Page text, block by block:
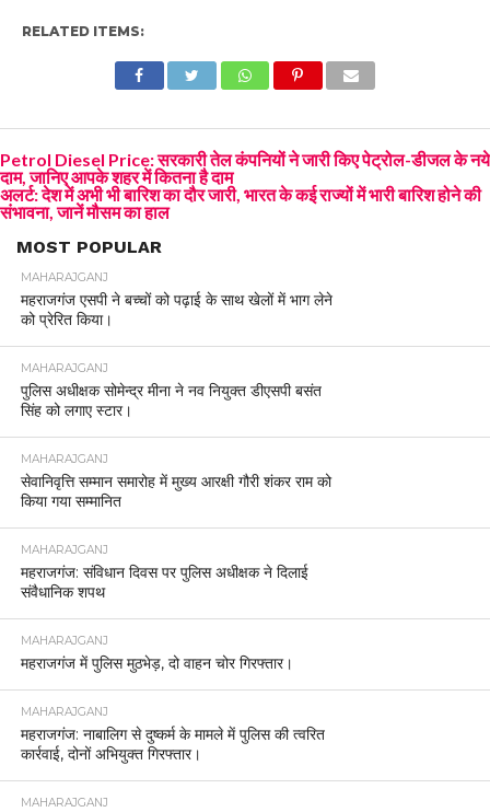
RELATED ITEMS:
Petrol Diesel Price: सरकारी तेल कंपनियों ने जारी किए पेट्रोल-डीजल के नये
दाम, जानिए आपके शहर में कितना है दाम
अलर्ट: देश में अभी भी बारिश का दौर जारी, भारत के कई राज्यों में भारी बारिश होने की
संभावना, जानें मौसम का हाल
MOST POPULAR
MAHARAJGANJ
महराजगंज एसपी ने बच्चों को पढ़ाई के साथ खेलों में भाग लेने
को प्रेरित किया।
MAHARAJGANJ
पुलिस अधीक्षक सोमेन्द्र मीना ने नव नियुक्त डीएसपी बसंत
सिंह को लगाए स्टार।
MAHARAJGANJ
सेवानिवृत्ति सम्मान समारोह में मुख्य आरक्षी गौरी शंकर राम को
किया गया सम्मानित
MAHARAJGANJ
महराजगंज: संविधान दिवस पर पुलिस अधीक्षक ने दिलाई
संवैधानिक शपथ
MAHARAJGANJ
महराजगंज में पुलिस मुठभेड़, दो वाहन चोर गिरफ्तार।
MAHARAJGANJ
महराजगंज: नाबालिग से दुष्कर्म के मामले में पुलिस की त्वरित
कार्रवाई, दोनों अभियुक्त गिरफ्तार।
MAHARAJGANJ